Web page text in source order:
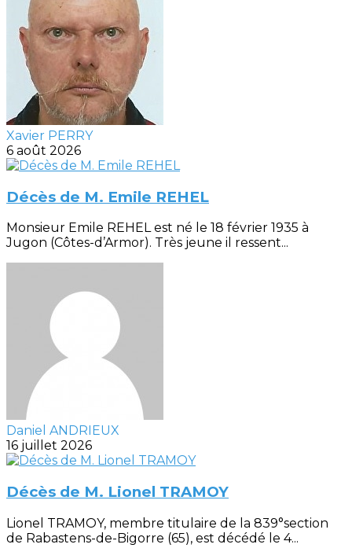
Xavier PERRY
6 août 2026
Décès de M. Emile REHEL
Monsieur Emile REHEL est né le 18 février 1935 à
Jugon (Côtes-d’Armor). Très jeune il ressent...
Daniel ANDRIEUX
16 juillet 2026
Décès de M. Lionel TRAMOY
Lionel TRAMOY, membre titulaire de la 839°section
de Rabastens-de-Bigorre (65), est décédé le 4...